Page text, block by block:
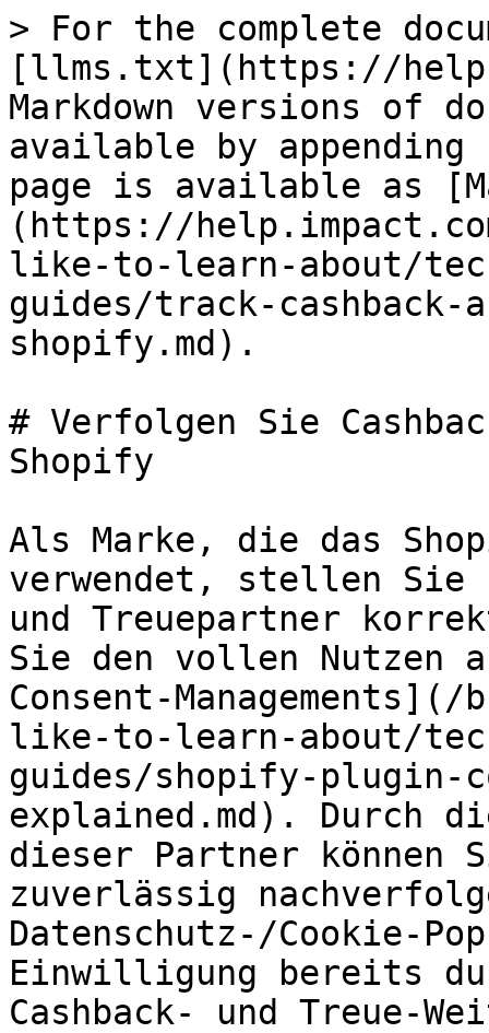
> For the complete
[llms.txt](https://
Markdown versions of
available by
page is available as
(https://
like-to-learn-about/
guides/track-
shopify.md).
# Verfolgen Sie
Shopify
Als Marke, die das
verwendet, stellen Sie
und Treuepartner
Sie den vollen Nutzen
Consent-
like-to-learn-about/
guides/shopify-plugin-
explained.md). Durch
dieser Partner
zuverlässig
Datenschutz-/Cookie-
Einwilligung bereits
Cashback- und Treue-